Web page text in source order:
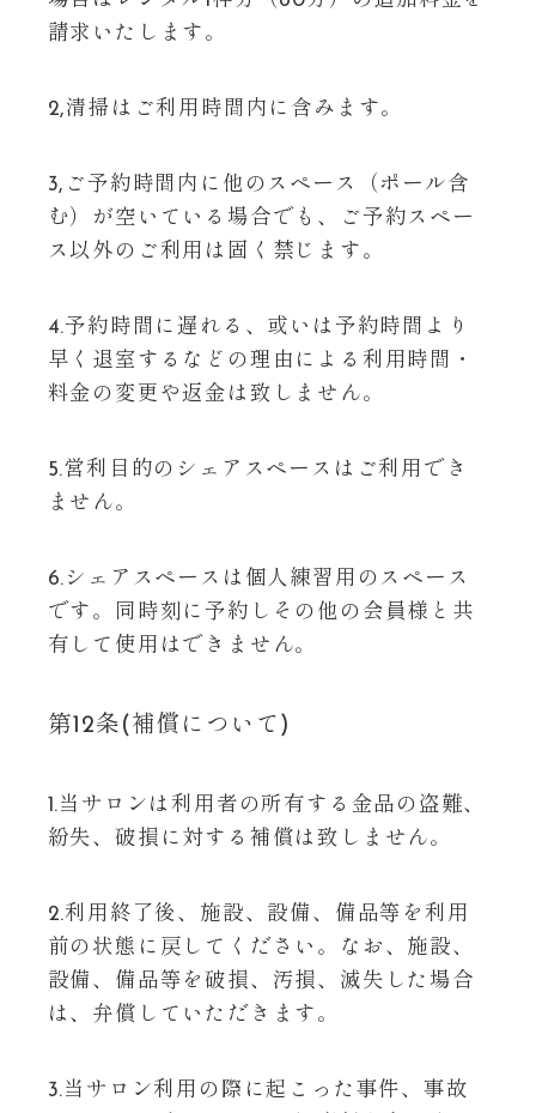
請求いたします。
2,清掃はご利用時間内に含みます。
3,ご予約時間内に他のスペース（ポール含
む）が空いている場合でも、ご予約スペー
ス以外のご利用は固く禁じます。
4.予約時間に遅れる、或いは予約時間より
早く退室するなどの理由による利用時間・
料金の変更や返金は致しません。
5.営利目的のシェアスペースはご利用でき
ません。
6.シェアスペースは個人練習用のスペース
です。同時刻に予約しその他の会員様と共
有して使用はできません。
第12条(補償について)
1.当サロンは利用者の所有する金品の盗難、
紛失、破損に対する補償は致しません。
2.利用終了後、施設、設備、備品等を利用
前の状態に戻してください。なお、施設、
設備、備品等を破損、汚損、滅失した場合
は、弁償していただきます。
3.当サロン利用の際に起こった事件、事故